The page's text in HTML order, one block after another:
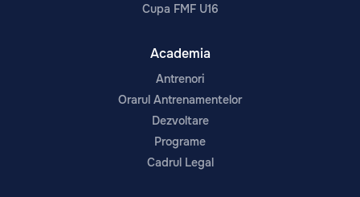
Cupa FMF U16
Academia
Antrenori
Orarul Antrenamentelor
Dezvoltare
Programe
Cadrul Legal